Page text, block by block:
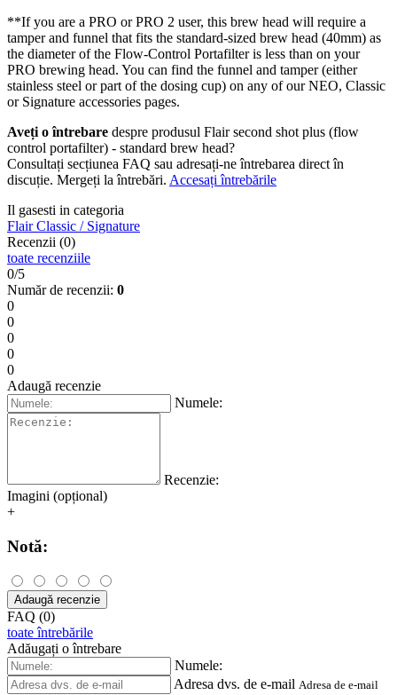
**If you are a PRO or PRO 2 user, this brew head will require a
tamper and funnel that fits the standard-sized brew head (40mm) as
the diameter of the Flow-Control Portafilter is less than on your
PRO brewing head. You can find the funnel and tamper (either
stainless steel or part of the dosing cup) on any of our NEO, Classic
or Signature accessories pages.
Aveți o întrebare despre produsul Flair second shot plus (flow
control portafilter) - standard brew head?
Consultați secțiunea FAQ sau adresați-ne întrebarea direct în
discuție. Mergeți la întrebări. Accesați întrebările
Il gasesti in categoria
Flair Classic / Signature
Recenzii (0)
toate recenziile
0/5
Număr de recenzii: 0
0
0
0
0
0
Adaugă recenzie
Numele:
Recenzie:
Imagini (opțional)
+
Notă:
Adaugă recenzie
FAQ (0)
toate întrebările
Adăugați o întrebare
Numele:
Adresa dvs. de e-mail Adresa de e-mail